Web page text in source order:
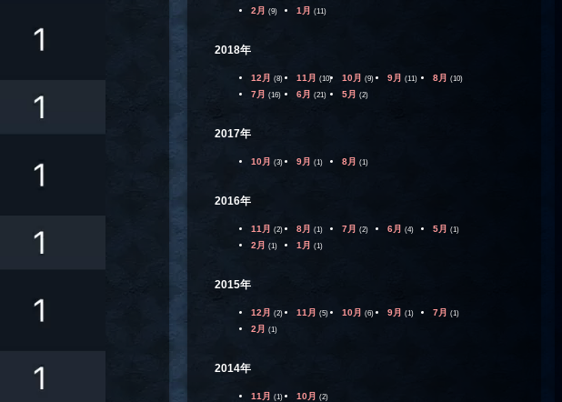
2月 (9) 1月 (11)
2018年
12月 (8) 11月 (10) 10月 (9) 9月 (11) 8月 (10)
7月 (16) 6月 (21) 5月 (2)
2017年
10月 (3) 9月 (1) 8月 (1)
2016年
11月 (2) 8月 (1) 7月 (2) 6月 (4) 5月 (1)
2月 (1) 1月 (1)
2015年
12月 (2) 11月 (5) 10月 (6) 9月 (1) 7月 (1)
2月 (1)
2014年
11月 (1) 10月 (2)